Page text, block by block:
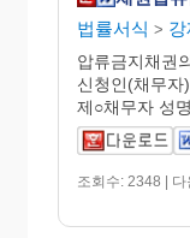
법률서식 >
압류금지채권
신청인(채무
제○채무자 성
조회수: 2348 |